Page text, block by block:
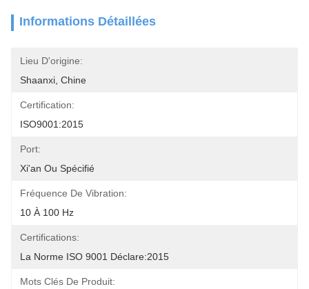
Informations Détaillées
Lieu D'origine:
Shaanxi, Chine
Certification:
ISO9001:2015
Port:
Xi'an Ou Spécifié
Fréquence De Vibration:
10 À 100 Hz
Certifications:
La Norme ISO 9001 Déclare:2015
Mots Clés De Produit: